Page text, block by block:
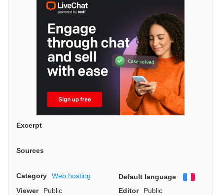
Excerpt
Sources
Category Web hosting Default language
Viewer
Public Editor
Public